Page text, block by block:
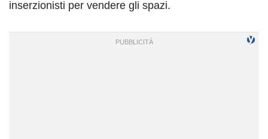
inserzionisti per vendere gli spazi.